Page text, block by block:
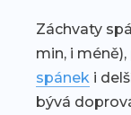
Záchvaty
min, i
spánek i
bývá